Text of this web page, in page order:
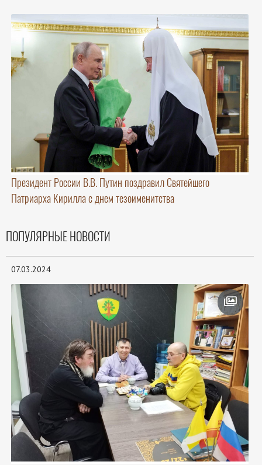
Президент России В.В. Путин поздравил Святейшего
Патриарха Кирилла с днем тезоименитства
ПОПУЛЯРНЫЕ НОВОСТИ
07.03.2024